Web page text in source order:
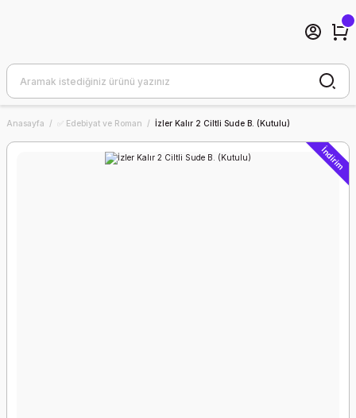
Anasayfa ✅ Edebiyat ve Roman İzler Kalır 2 Ciltli Sude B. (Kutulu)
İndirim